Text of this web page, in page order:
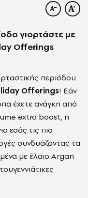
γιορτάστε με
Offerings
περιόδου
Offerings! Εάν
έχετε ανάγκη από
extra boost, η
εσάς τις πιο
συνδυάζοντας τα
με έλαιο Argan